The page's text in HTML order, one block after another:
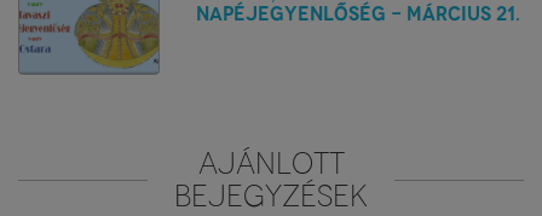
napéjegyenlőség - Március 21.
AJÁNLOTT
BEJEGYZÉSEK